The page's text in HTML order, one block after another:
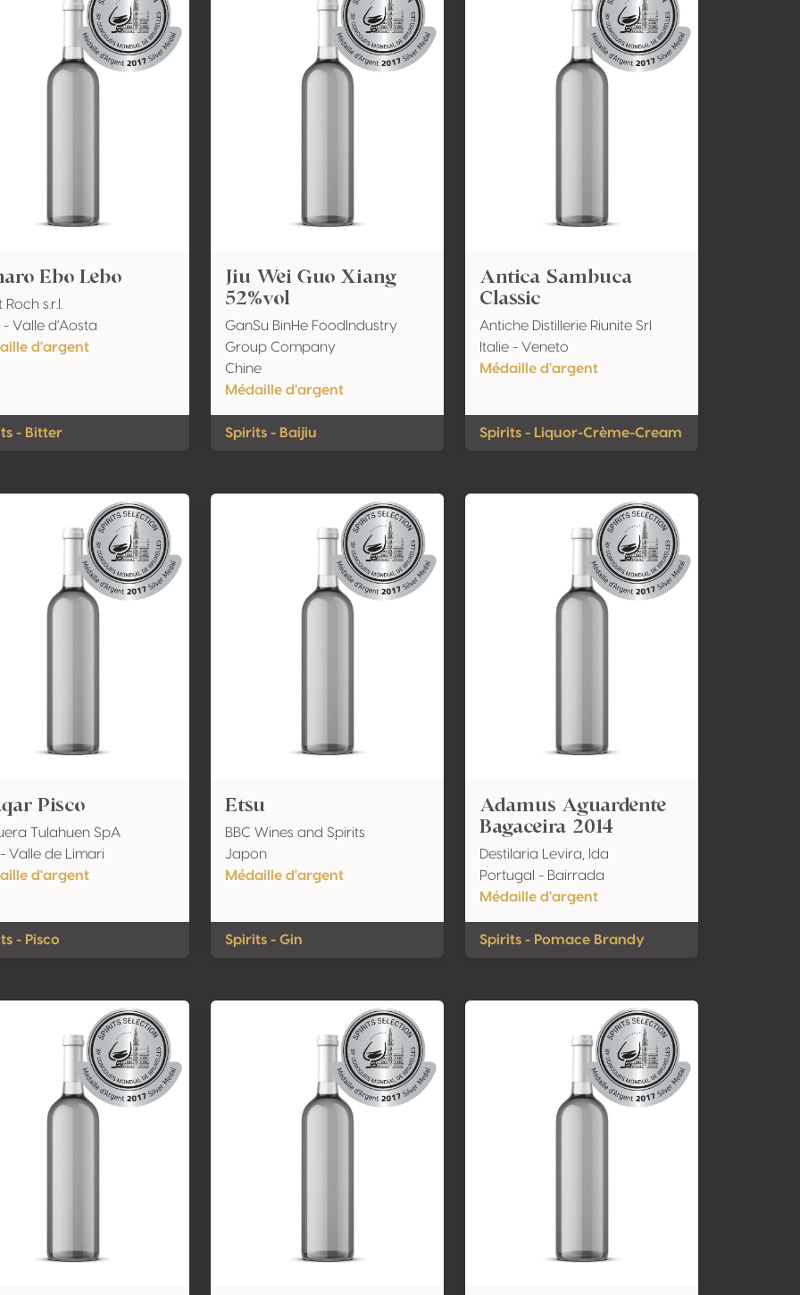
Ebo Lebo
s.r.l.
- Valle d'Aosta
d'argent
- Bitter
Jiu Wei Guo Xiang
52%vol
GanSu BinHe FoodIndustry
Group Company
Chine
Médaille d'argent
Spirits - Baijiu
Antica Sambuca
Classic
Antiche Distillerie Riunite Srl
Italie - Veneto
Médaille d'argent
Spirits - Liquor-Crème-Cream
Pisco
Tulahuen SpA
Valle de Limari
d'argent
- Pisco
Etsu
BBC Wines and Spirits
Japon
Médaille d'argent
Spirits - Gin
Adamus Aguardente
Bagaceira 2014
Destilaria Levira, lda
Portugal - Bairrada
Médaille d'argent
Spirits - Pomace Brandy